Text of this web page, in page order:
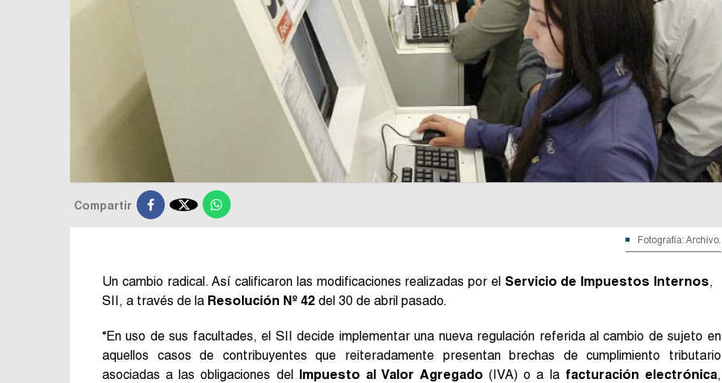
Compartir 
Fotografía: Archivo.
Un cambio radical. Así calificaron las modificaciones realizadas por el Servicio de Impuestos Internos,
SII, a través de la Resolución Nº 42 del 30 de abril pasado.
“En uso de sus facultades, el SII decide implementar una nueva regulación referida al cambio de sujeto en
aquellos casos de contribuyentes que reiteradamente presentan brechas de cumplimiento tributario
asociadas a las obligaciones del Impuesto al Valor Agregado (IVA) o a la facturación electrónica,